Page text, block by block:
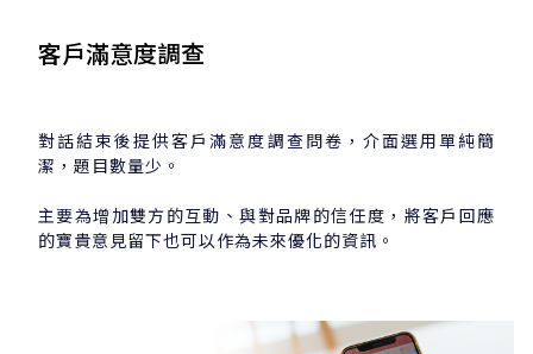
客戶滿意度調查
對話結束後提供客戶滿意度調查問卷，介面選用單純簡
潔，題目數量少。
主要為增加雙方的互動、與對品牌的信任度，將客戶回應
的寶貴意見留下也可以作為未來優化的資訊。